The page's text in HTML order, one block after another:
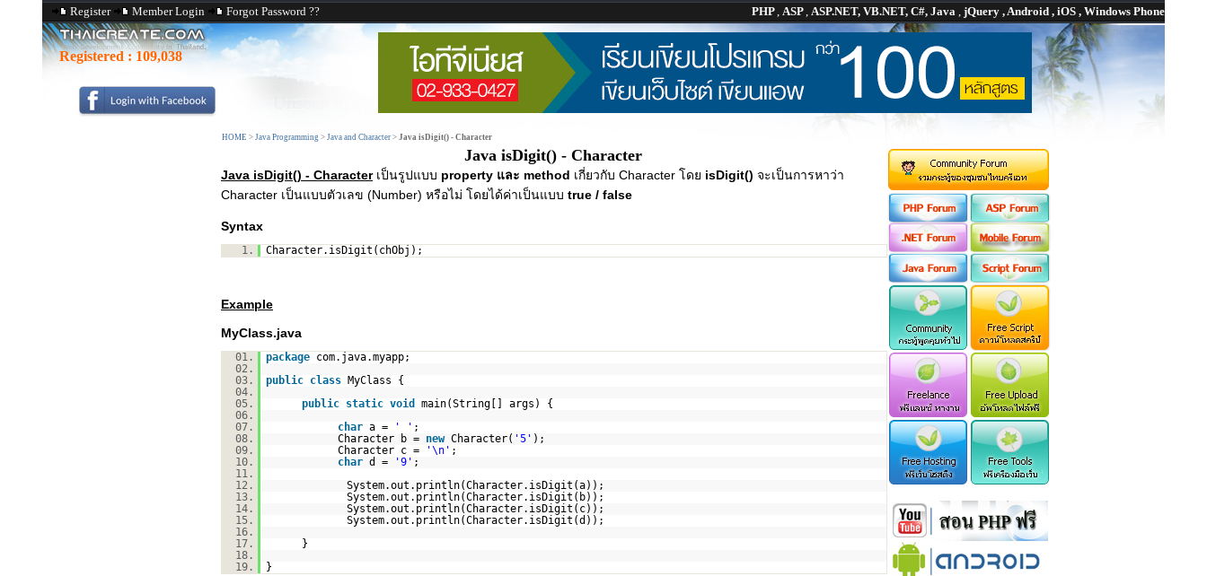
Register Member Login Forgot Password ?? PHP, ASP, ASP.NET, VB.NET, C#, Java , jQuery , Android , iOS , Windows Phone
Registered : 109,038
HOME > Java Programming > Java and Character > Java isDigit() - Character
Java isDigit() - Character
Java isDigit() - Characterเป็นรูปแบบ property และ method เกี่ยวกับ Character โดย isDigit() จะเป็นการหาว่า
Character เป็นแบบตัวเลข (Number) หรือไม่ โดยได้ค่าเป็นแบบ true / false
Syntax
1. Character.isDigit(chObj);
Example
MyClass.java
01. package
com.java.myapp;
02.
03.
public class
MyClass {
04.
05.
public static void
main(String[] args) {
06.
07.
char a = ' ' ;
08.
Character b = new Character( '5' );
09.
Character c = '\n' ;
10.
char d = '9' ;
11.
12.
System.out.println(Character.isDigit(a));
13.
System.out.println(Character.isDigit(b));
14.
System.out.println(Character.isDigit(c));
15.
System.out.println(Character.isDigit(d));
16.
17.
}
18.
19.
}